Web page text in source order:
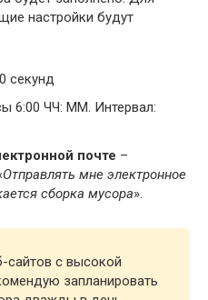
настройки будут
секунд
6:00 ЧЧ: ММ. Интервал:
почте –
Отправлять мне электронное
сборка мусора».
сайтов с высокой
запланировать